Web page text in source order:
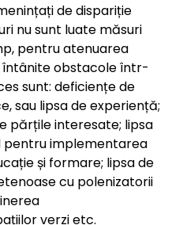
de dispariție
nu sunt luate măsuri
pentru atenuarea
întânite obstacole într-
sunt: deficiențe de
sau lipsa de experiență;
părțile interesate; lipsa
pentru implementarea
și formare; lipsa de
cu polenizatorii
verzi etc.